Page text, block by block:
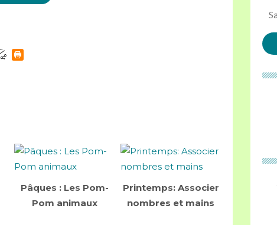
Pâques : Les Pom-
Pom animaux
Printemps: Associer
nombres et mains